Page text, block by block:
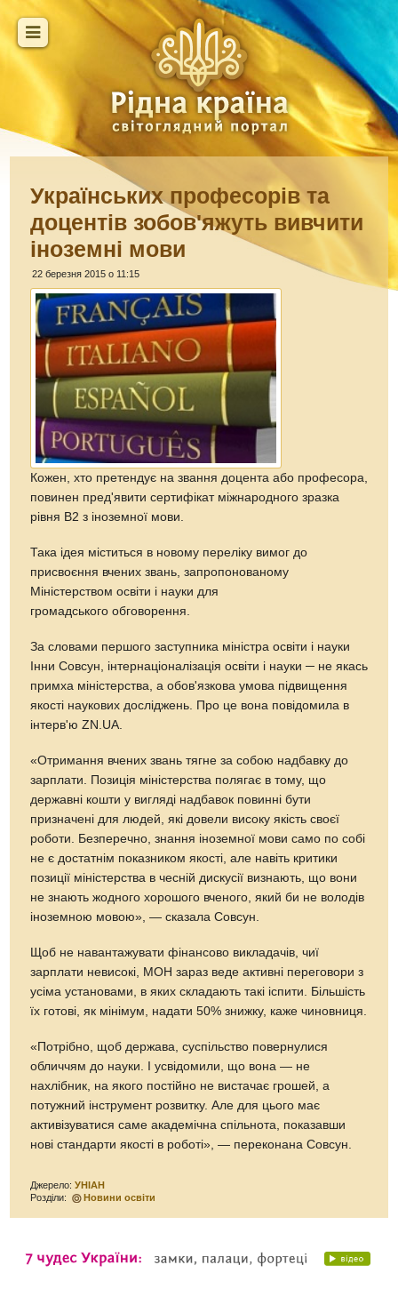
Українських професорів та
доцентів зобов'яжуть вивчити
іноземні мови
22 березня 2015 о 11:15
Кожен, хто претендує на звання доцента або професора,
повинен пред'явити сертифікат міжнародного зразка
рівня В2 з іноземної мови.
Така ідея міститься в новому переліку вимог до
присвоєння вчених звань, запропонованому
Міністерством освіти і науки для
громадського обговорення.
За словами першого заступника міністра освіти і науки
Інни Совсун, інтернаціоналізація освіти і науки ─ не якась
примха міністерства, а обов'язкова умова підвищення
якості наукових досліджень. Про це вона повідомила в
інтерв'ю ZN.UA.
«Отримання вчених звань тягне за собою надбавку до
зарплати. Позиція міністерства полягає в тому, що
державні кошти у вигляді надбавок повинні бути
призначені для людей, які довели високу якість своєї
роботи. Безперечно, знання іноземної мови само по собі
не є достатнім показником якості, але навіть критики
позиції міністерства в чесній дискусії визнають, що вони
не знають жодного хорошого вченого, який би не володів
іноземною мовою», — сказала Совсун.
Щоб не навантажувати фінансово викладачів, чиї
зарплати невисокі, МОН зараз веде активні переговори з
усіма установами, в яких складають такі іспити. Більшість
їх готові, як мінімум, надати 50% знижку, каже чиновниця.
«Потрібно, щоб держава, суспільство повернулися
обличчям до науки. І усвідомили, що вона — не
нахлібник, на якого постійно не вистачає грошей, а
потужний інструмент розвитку. Але для цього має
активізуватися саме академічна спільнота, показавши
нові стандарти якості в роботі», — переконана Совсун.
Джерело:УНІАН
Розділи:
Новини освіти